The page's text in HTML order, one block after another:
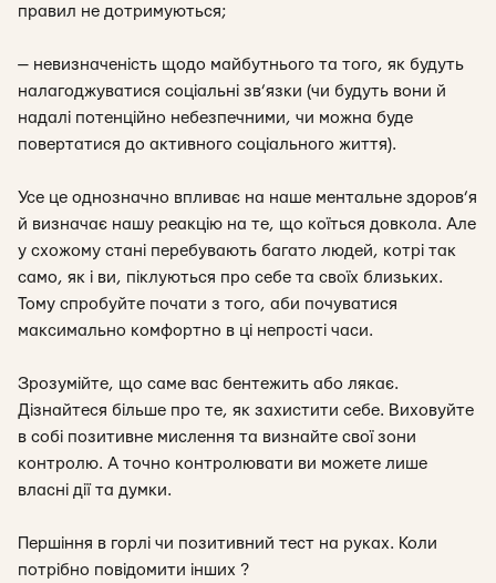
правил не дотримуються;
— невизначеність щодо майбутнього та того, як будуть
налагоджуватися соціальні зв’язки (чи будуть вони й
надалі потенційно небезпечними, чи можна буде
повертатися до активного соціального життя).
Усе це однозначно впливає на наше ментальне здоров’я
й визначає нашу реакцію на те, що коїться довкола. Але
у схожому стані перебувають багато людей, котрі так
само, як і ви, піклуються про себе та своїх близьких.
Тому спробуйте почати з того, аби почуватися
максимально комфортно в ці непрості часи.
Зрозумійте, що саме вас бентежить або лякає.
Дізнайтеся більше про те, як захистити себе. Виховуйте
в собі позитивне мислення та визнайте свої зони
контролю. А точно контролювати ви можете лише
власні дії та думки.
Першіння в горлі чи позитивний тест на руках. Коли
потрібно повідомити інших ?